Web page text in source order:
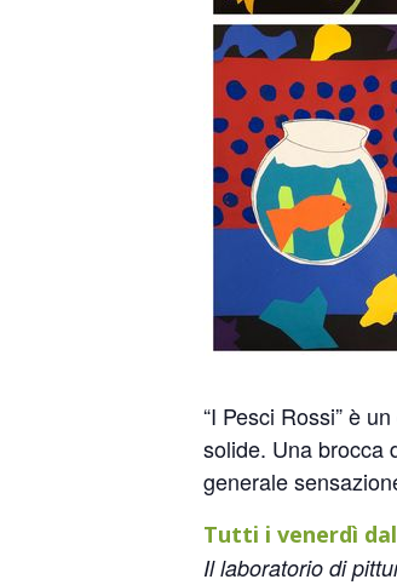
“I Pesci Rossi” è
solide. Una brocca
generale
Tutti i venerdì dal
Il laboratorio di